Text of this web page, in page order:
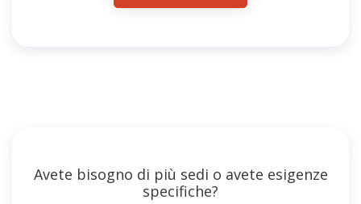
Avete bisogno di più sedi o avete esigenze
specifiche?